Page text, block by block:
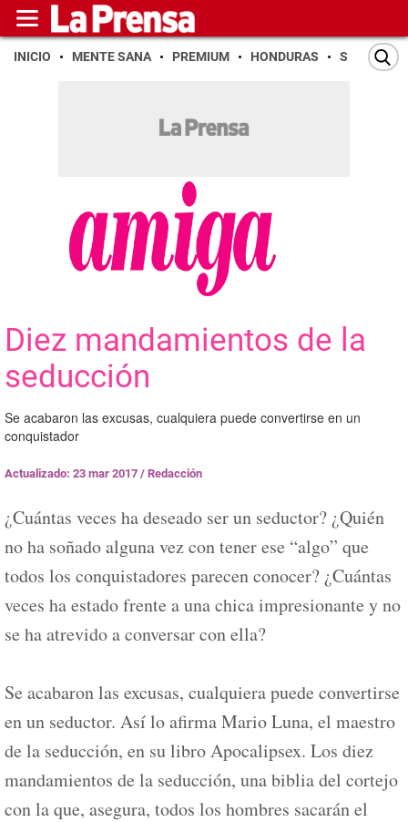
INICIO MENTE SANA PREMIUM HONDURAS SAN PEDRO
Diez mandamientos de la
seducción
Se acabaron las excusas, cualquiera puede convertirse en un
conquistador
Actualizado: 23 mar 2017 / Redacción
¿Cuántas veces ha deseado ser un seductor? ¿Quién
no ha soñado alguna vez con tener ese “algo” que
todos los conquistadores parecen conocer? ¿Cuántas
veces ha estado frente a una chica impresionante y no
se ha atrevido a conversar con ella?
Se acabaron las excusas, cualquiera puede convertirse
en un seductor. Así lo afirma Mario Luna, el maestro
de la seducción, en su libro Apocalipsex. Los diez
mandamientos de la seducción, una biblia del cortejo
con la que, asegura, todos los hombres sacarán el